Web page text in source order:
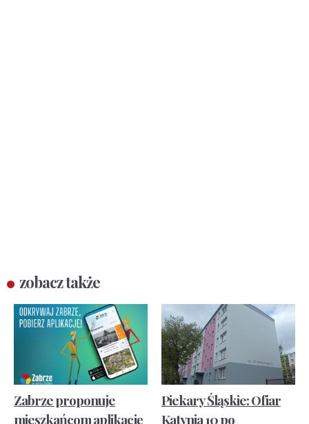
zobacz także
Zabrze proponuje
mieszkańcom aplikację
Piekary Śląskie: Ofiar
Katynia 10 po